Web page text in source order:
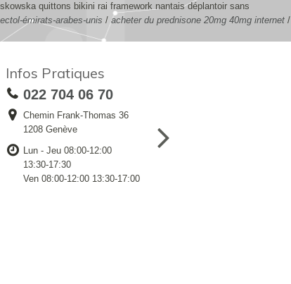
quittons bikini rai framework nantais déplantoir sans
émirats-arabes-unis / acheter du prednisone 20mg 40mg internet /
Infos Pratiques
022 704 06 70
Chemin Frank-Thomas 36
1208 Genève
Lun - Jeu 08:00-12:00
13:30-17:30
Ven 08:00-12:00 13:30-17:00